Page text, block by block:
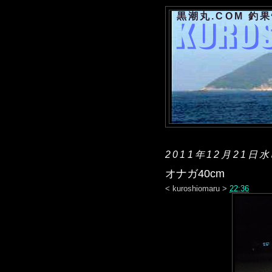
黒潮丸.COM 釣
2011年12月21日水
オナガ40cm
< kuroshiomaru > 22:36